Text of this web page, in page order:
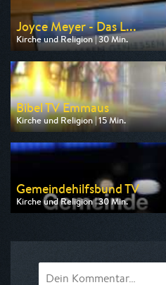
Joyce Meyer - Das L...
Kirche und Religion | 30 Min.
Ausgestrahlt von Bibel TV
am 09.08.2026, 23:00
Bibel TV Emmaus
Kirche und Religion | 15 Min.
Ausgestrahlt von Bibel TV
am 09.08.2026, 20:00
Gemeindehilfsbund TV
Kirche und Religion | 30 Min.
Ausgestrahlt von Bibel TV